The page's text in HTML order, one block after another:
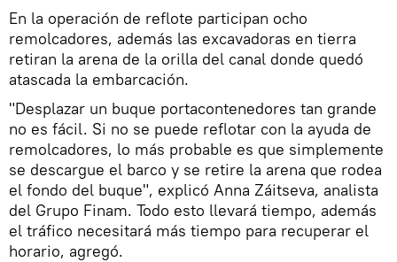
En la operación de reflote participan ocho
remolcadores, además las excavadoras en tierra
retiran la arena de la orilla del canal donde quedó
atascada la embarcación.
"Desplazar un buque portacontenedores tan grande
no es fácil. Si no se puede reflotar con la ayuda de
remolcadores, lo más probable es que simplemente
se descargue el barco y se retire la arena que rodea
el fondo del buque", explicó Anna Záitseva, analista
del Grupo Finam. Todo esto llevará tiempo, además
el tráfico necesitará más tiempo para recuperar el
horario, agregó.